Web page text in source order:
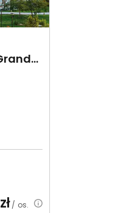
Jaz Grand Marsa (ex Resta Grand Resort)
zł/ os.